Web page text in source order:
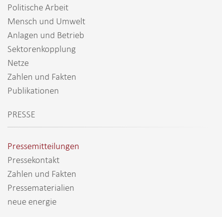
Politische Arbeit
Mensch und Umwelt
Anlagen und Betrieb
Sektorenkopplung
Netze
Zahlen und Fakten
Publikationen
PRESSE
Pressemitteilungen
Pressekontakt
Zahlen und Fakten
Pressematerialien
neue energie